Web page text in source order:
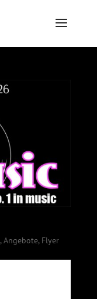
,Angebote, Flyer